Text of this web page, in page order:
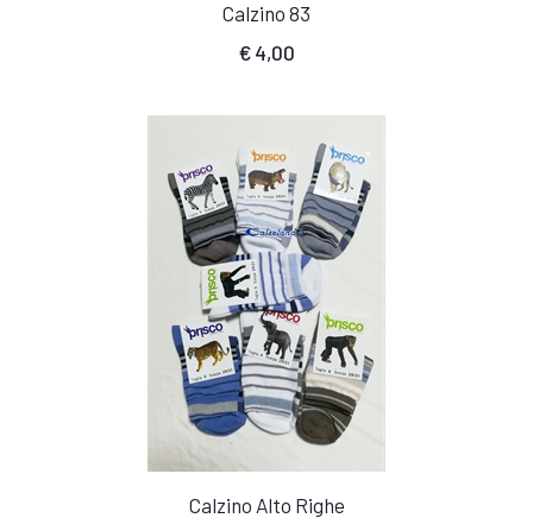
Calzino 83
€ 4,00
Calzino Alto Righe